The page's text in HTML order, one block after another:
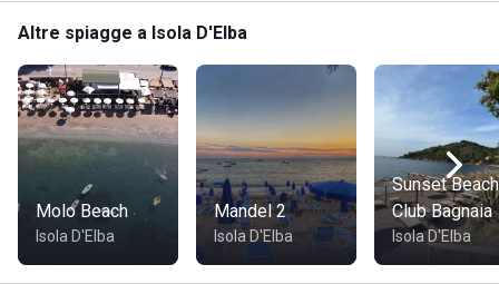
Altre spiagge a Isola D'Elba
Molo Beach
Isola D'Elba
Mandel 2
Isola D'Elba
Sunset Beach
Club Bagnaia
Isola D'Elba